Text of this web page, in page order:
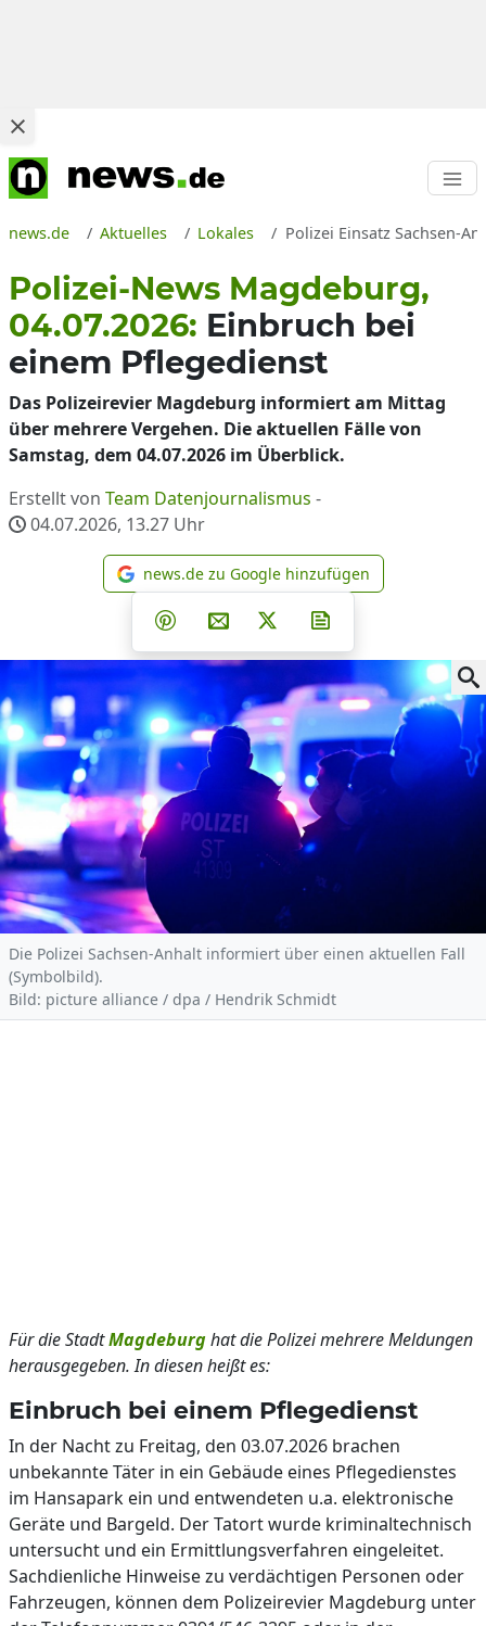
news.de Aktuelles Lokales Polizei Einsatz Sachsen-
Polizei-News Magdeburg,
04.07.2026: Einbruch bei
einem Pflegedienst
Das Polizeirevier Magdeburg informiert am Mittag
über mehrere Vergehen. Die aktuellen Fälle von
Samstag, dem 04.07.2026 im Überblick.
Erstellt von Team Datenjournalismus -
04.07.2026, 13.27 Uhr
news.de zu Google
news.de zu Google hinzufügen
Teilen auf Facebook
Teilen auf Whatsapp
Teilen auf Telegram
Teilen auf Pinterest
Per E-Mail teilen
Post auf X
Die Polizei Sachsen-Anhalt informiert über einen aktuellen Fall
(Symbolbild).
Bild: picture alliance / dpa / Hendrik Schmidt
Für die StadtMagdeburghat die Polizei mehrere Meldungen
herausgegeben. In diesen heißt es:
Einbruch bei einem Pflegedienst
In der Nacht zu Freitag, den 03.07.2026 brachen
unbekannte Täter in ein Gebäude eines Pflegedienstes
im Hansapark ein und entwendeten u.a. elektronische
Geräte und Bargeld. Der Tatort wurde kriminaltechnisch
untersucht und ein Ermittlungsverfahren eingeleitet.
Sachdienliche Hinweise zu verdächtigen Personen oder
Fahrzeugen, können dem Polizeirevier Magdeburg unter